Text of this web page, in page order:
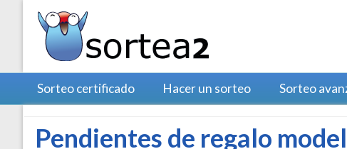
Sorteo certificado Hacer un sorteo Sorteo
Pendientes de regalo